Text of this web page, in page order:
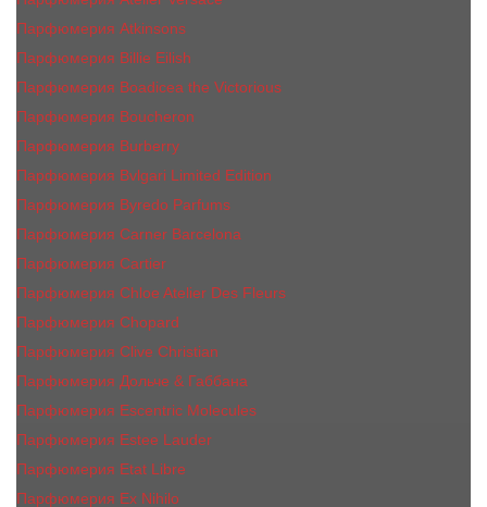
Парфюмерия Atkinsons
Парфюмерия Billie Eilish
Парфюмерия Boadicea the Victorious
Парфюмерия Boucheron
Парфюмерия Burberry
Парфюмерия Bvlgari Limited Edition
Парфюмерия Byredo Parfums
Парфюмерия Carner Barcelona
Парфюмерия Cartier
Парфюмерия Chloe Atelier Des Fleurs
Парфюмерия Сhopard
Парфюмерия Clive Christian
Парфюмерия Дольче & Габбана
Парфюмерия Escentric Molecules
Парфюмерия Estee Lаudеr
Парфюмерия Etat Libre
Парфюмерия Ex Nihilo